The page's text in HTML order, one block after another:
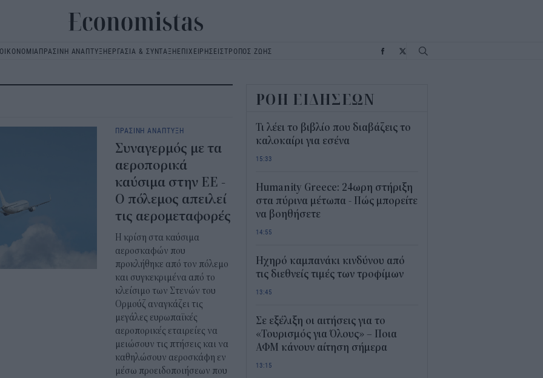
ΟΙΚΟΝΟΜΙΑΠΡΑΣΙΝΗ ΑΝΑΠΤΥΞΗΕΡΓΑΣΙΑ & ΣΥΝΤΑΞΗΕΠΙΧΕΙΡΗΣΕΙΣΤΡΟΠΟΣ ΖΩΗΣ
ΠΡΑΣΙΝΗ ΑΝΑΠΤΥΞΗ
Συναγερμός με τα
αεροπορικά
καύσιμα στην ΕΕ -
Ο πόλεμος απειλεί
τις αερομεταφορές
Η κρίση στα καύσιμα
αεροσκαφών που
προκλήθηκε από τον πόλεμο
και συγκεκριμένα από το
κλείσιμο των Στενών του
Ορμούζ αναγκάζει τις
μεγάλες ευρωπαϊκές
αεροπορικές εταιρείες να
μειώσουν τις πτήσεις και να
καθηλώσουν αεροσκάφη εν
μέσω προειδοποιήσεων που
ΡΟΗ ΕΙΔΗΣΕΩΝ
Τι λέει το βιβλίο που διαβάζεις το
καλοκαίρι για εσένα
15:33
Humanity Greece: 24ωρη στήριξη
στα πύρινα μέτωπα - Πώς μπορείτε
να βοηθήσετε
14:55
Ηχηρό καμπανάκι κινδύνου από
τις διεθνείς τιμές των τροφίμων
13:45
Σε εξέλιξη οι αιτήσεις για το
«Τουρισμός για Όλους» – Ποια
ΑΦΜ κάνουν αίτηση σήμερα
13:15